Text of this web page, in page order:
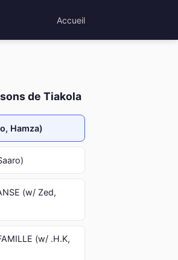
Accueil
de Tiakola
Hamza)
(w/ Zed,
(w/ .H.K,